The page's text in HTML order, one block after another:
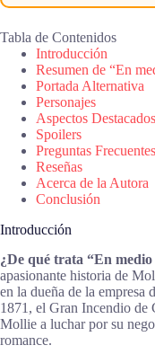
Tabla de Contenidos
Introducción
Resumen de “En
Portada Alternativa
Personajes
Aspectos Destacados
Spoilers
Preguntas
Reseñas
Acerca de la Autora
Conclusión
Introducción
¿De qué trata “En
apasionante historia de
en la dueña de la empresa
1871, el Gran Incendio de
Mollie a luchar por su
romance.